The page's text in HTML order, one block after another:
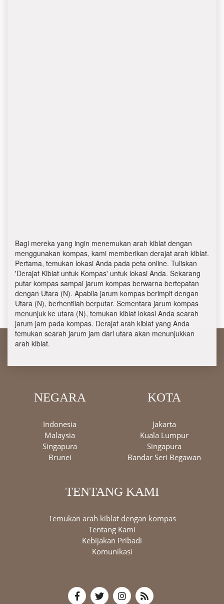
Bagi mereka yang ingin menemukan arah kiblat dengan
menggunakan kompas, kami memberikan derajat arah kiblat.
Pertama, temukan lokasi Anda pada peta online. Tuliskan
'Derajat Kiblat untuk Kompas' untuk lokasi Anda. Sekarang
putar kompas sampai jarum kompas berwarna bertepatan
dengan Utara (N). Apabila jarum kompas berimpit dengan
Utara (N), berhentilah berputar. Sementara jarum kompas
menunjuk ke utara (N), temukan kiblat lokasi Anda searah
jarum jam pada kompas. Derajat arah kiblat yang Anda
temukan searah jarum jam dari utara akan menunjukkan
arah kiblat.
NEGARA
Indonesia
Malaysia
Singapura
Brunei
KOTA
Jakarta
Kuala Lumpur
Singapura
Bandar Seri Begawan
TENTANG KAMI
Temukan arah kiblat dengan kompas
Tentang Kami
Kebijakan Pribadi
Komunikasi